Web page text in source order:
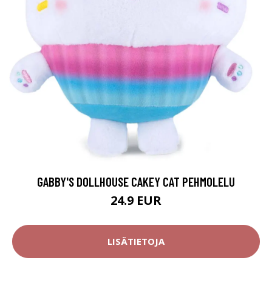
GABBY'S DOLLHOUSE CAKEY CAT PEHMOLELU
24.9 EUR
LISÄTIETOJA